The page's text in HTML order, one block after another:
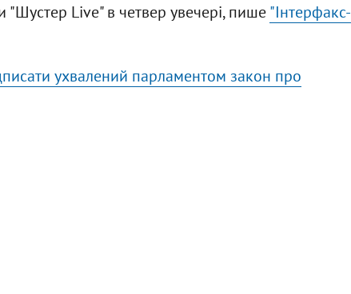
Live" в четвер увечері, пише"Інтерфакс-
ухвалений парламентом закон про